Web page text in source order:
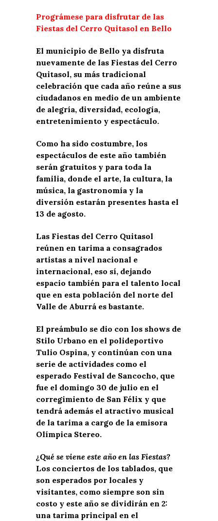
Prográmese para disfrutar de las
Fiestas del Cerro Quitasol en Bello
El municipio de Bello ya disfruta
nuevamente de las Fiestas del Cerro
Quitasol, su más tradicional
celebración que cada año reúne a sus
ciudadanos en medio de un ambiente
de alegría, diversidad, ecología,
entretenimiento y espectáculo.
Como ha sido costumbre, los
espectáculos de este año también
serán gratuitos y para toda la
familia, donde el arte, la cultura, la
música, la gastronomía y la
diversión estarán presentes hasta el
13 de agosto.
Las Fiestas del Cerro Quitasol
reúnen en tarima a consagrados
artistas a nivel nacional e
internacional, eso sí, dejando
espacio también para el talento local
que en esta población del norte del
Valle de Aburrá es bastante.
El preámbulo se dio con los shows de
Stilo Urbano en el polideportivo
Tulio Ospina, y continúan con una
serie de actividades como el
esperado Festival de Sancocho, que
fue el domingo 30 de julio en el
corregimiento de San Félix y que
tendrá además el atractivo musical
de la tarima a cargo de la emisora
Olímpica Stereo.
¿Qué se viene este año en las Fiestas?
Los conciertos de los tablados, que
son esperados por locales y
visitantes, como siempre son sin
costo y este año se dividirán en 2:
una tarima principal en el